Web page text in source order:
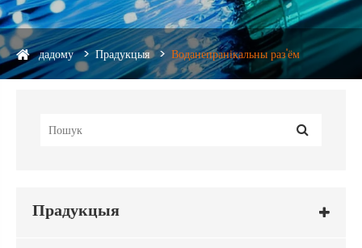
дадому Прадукцыя Воданепранікальны раз'ём
Прадукцыя